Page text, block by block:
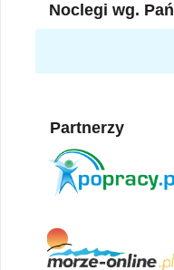
Noclegi wg.
Partnerzy